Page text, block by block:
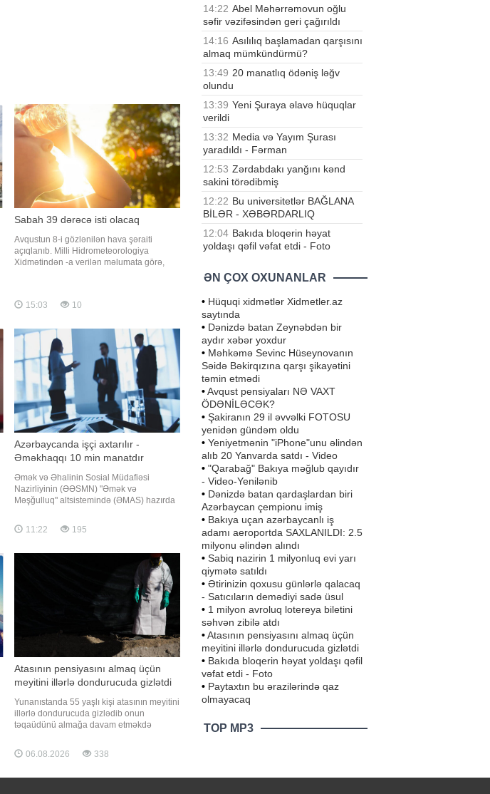
Sabah 39 dərəcə isti olacaq
Avqustun 8-i gözlənilən hava şəraiti
açıqlanıb. Milli Hidrometeorologiya
Xidmətindən -a verilən məlumata görə,
küləyi ilə əvəz olunacaq. Havanın
15:03 10
Azərbaycanda işçi axtarılır -
Əməkhaqqı 10 min manatdır
Əmək və Əhalinin Sosial Müdafiəsi
Nazirliyinin (ƏƏSMN) "Əmək və
Məşğulluq" altsistemində (ƏMAS) hazırda
olunan 65 mindən çox aktiv vakansiya
mövcuddur. Qaynarinfo xəbər verir ki, bu
11:22 195
Atasının pensiyasını almaq üçün
meyitini illərlə dondurucuda gizlətdi
Yunanıstanda 55 yaşlı kişi atasının meyitini
illərlə dondurucuda gizlədib onun
təqaüdünü almağa davam etməkdə
xəbər verir ki, Yunanıstan polisinin
məlumatına görə, hadisə Peloponnes
06.08.2026 338
14:22 Abel Məhərrəmovun oğlu
səfir vəzifəsindən geri çağırıldı
14:16 Asılılıq başlamadan qarşısını
almaq mümkündürmü?
13:49 20 manatlıq ödəniş ləğv
olundu
13:39 Yeni Şuraya əlavə hüquqlar
verildi
13:32 Media və Yayım Şurası
yaradıldı - Fərman
12:53 Zərdabdakı yanğını kənd
sakini törədibmiş
12:22 Bu universitetlər BAĞLANA
BİLƏR - XƏBƏRDARLIQ
12:04 Bakıda bloqerin həyat
yoldaşı qəfil vəfat etdi - Foto
ƏN ÇOX OXUNANLAR
• Hüquqi xidmətlər Xidmetler.az
saytında
• Dənizdə batan Zeynəbdən bir
aydır xəbər yoxdur
• Məhkəmə Sevinc Hüseynovanın
Səidə Bəkirqızına qarşı şikayətini
təmin etmədi
•Avqust pensiyaları NƏ VAXT
ÖDƏNİLƏCƏK?
• Şakiranın 29 il əvvəlki FOTOSU
yenidən gündəm oldu
• Yeniyetmənin "iPhone"unu əlindən
alıb 20 Yanvarda satdı - Video
• "Qarabağ" Bakıya məğlub qayıdır
- Video-Yenilənib
• Dənizdə batan qardaşlardan biri
Azərbaycan çempionu imiş
• Bakıya uçan azərbaycanlı iş
adamı aeroportda SAXLANILDI: 2.5
milyonu əlindən alındı
• Sabiq nazirin 1 milyonluq evi yarı
qiymətə satıldı
• Ətirinizin qoxusu günlərlə qalacaq
- Satıcıların demədiyi sadə üsul
• 1 milyon avroluq lotereya biletini
səhvən zibilə atdı
•Atasının pensiyasını almaq üçün
meyitini illərlə dondurucuda gizlətdi
• Bakıda bloqerin həyat yoldaşı qəfil
vəfat etdi - Foto
• Paytaxtın bu ərazilərində qaz
olmayacaq
TOP MP3